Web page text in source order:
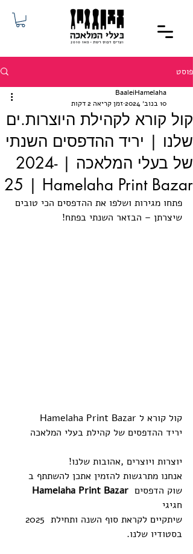
פוסט
קול קורא לקהילת היוצרות.ים
שלנו | יריד ההדפסים השנתי
של בעלי המלאכה | ‎ 2024-
25 | ‬Hamelaha Print Bazar‭
BaaleiHamelaha
10 בנוב׳ 2024
זמן קריאה 2 דקות
פתחו מגירות ושלפו את ההדפסים הכי טובים
שיצרתן – הבזאר השנתי בפתח!
קול‭ ‬קורא‭ ‬ל‭  Hamelaha Print Bazar  ‬
יריד ‬ההדפסים‭ ‬של‭ ‬קהילת‭ ‬בעלי‭ ‬המלאכה
‬יוצרות‭ ‬ויוצרים‭, ‬אהובות‭ ‬שלנו‭! ‬
אנחנו‭ ‬מתרגשות‭ ‬להזמין‭ ‬אתכן‭ ‬להשתתף‭ ‬ב
Hamelaha Print Bazar
‬שיתקיים‭ ‬לקראת‭ ‬סוף‭ ‬השנה‭ ‬ותחילת ‭ ‬2025‭
‬בסטודיו‭ ‬שלנו‭. ‬